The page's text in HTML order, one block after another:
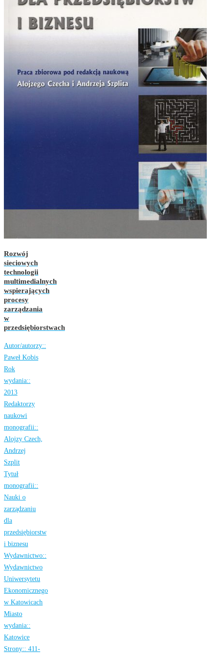
Rozwój
sieciowych
technologii
multimedialnych
wspierających
procesy
zarządzania
w
przedsiębiorstwach
Autor/autorzy::
Paweł Kobis
Rok
wydania::
2013
Redaktorzy
naukowi
monografii::
Alojzy Czech,
Andrzej
Szplit
Tytuł
monografii::
Nauki o
zarządzaniu
dla
przedsiębiorstw
i biznesu
Wydawnictwo::
Wydawnictwo
Uniwersytetu
Ekonomicznego
w Katowicach
Miasto
wydania::
Katowice
Strony:: 411-